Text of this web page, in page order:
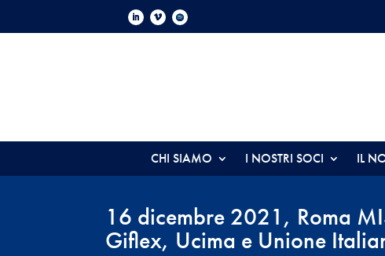
CHI SIAMO I NOSTRI SOCI IL
16 dicembre 2021, Roma
Giflex, Ucima e Unione